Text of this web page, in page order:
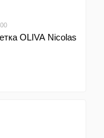
OLIVA Nicolas